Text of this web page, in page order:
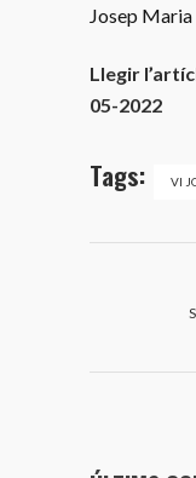
Josep
Llegir
05-2022
Tags: VI